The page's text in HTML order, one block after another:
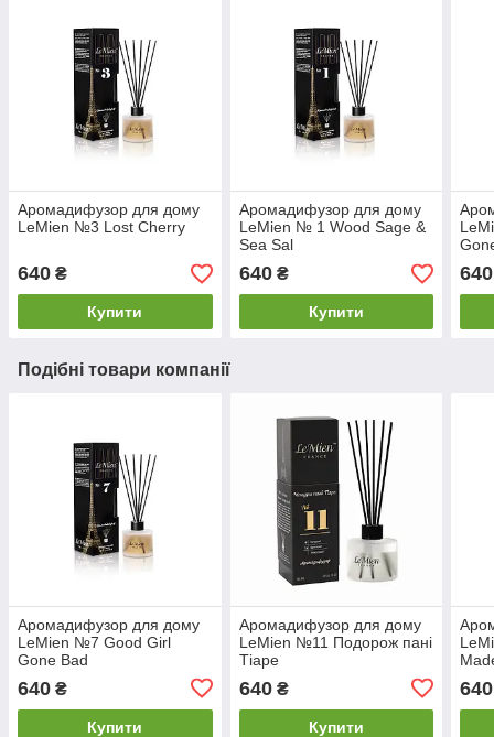
Аромадифузор для дому
LeMien №3 Lost Cherry
640 ₴
Купити
Аромадифузор для дому
LeMien № 1 Wood Sage &
Sea Sal
640₴
Купити
640
Подібні товари компанії
Аромадифузор для дому
LeMien №7 Good Girl
Gone Bad
640 ₴
Купити
Аромадифузор для дому
LeMien №11 Подорож пані
Тіаре
640₴
Купити
640